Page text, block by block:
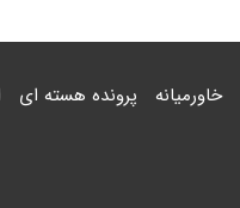
خاورمیانه پرونده هسته ای